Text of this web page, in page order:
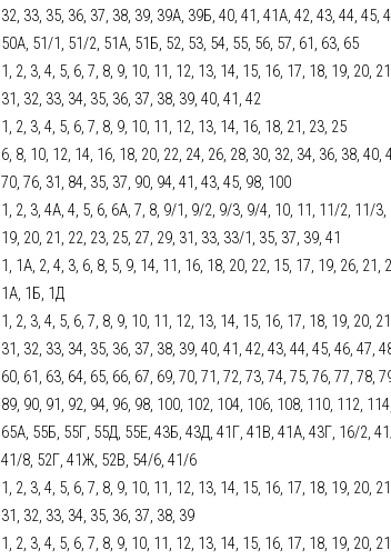
32, 33, 35, 36, 37, 38, 39, 39А, 39Б, 40, 41, 41А, 42, 43, 44, 45,
50А, 51/1, 51/2, 51А, 51Б, 52, 53, 54, 55, 56, 57, 61, 63, 65
1, 2, 3, 4, 5, 6, 7, 8, 9, 10, 11, 12, 13, 14, 15, 16, 17, 18, 19, 20,
31, 32, 33, 34, 35, 36, 37, 38, 39, 40, 41, 42
1, 2, 3, 4, 5, 6, 7, 8, 9, 10, 11, 12, 13, 14, 16, 18, 21, 23, 25
6, 8, 10, 12, 14, 16, 18, 20, 22, 24, 26, 28, 30, 32, 34, 36, 38, 40,
70, 76, 31, 84, 35, 37, 90, 94, 41, 43, 45, 98, 100
1, 2, 3, 4А, 4, 5, 6, 6А, 7, 8, 9/1, 9/2, 9/3, 9/4, 10, 11, 11/2, 11/
19, 20, 21, 22, 23, 25, 27, 29, 31, 33, 33/1, 35, 37, 39, 41
1, 1А, 2, 4, 3, 6, 8, 5, 9, 14, 11, 16, 18, 20, 22, 15, 17, 19, 26, 21,
1А, 1Б, 1Д
1, 2, 3, 4, 5, 6, 7, 8, 9, 10, 11, 12, 13, 14, 15, 16, 17, 18, 19, 20,
31, 32, 33, 34, 35, 36, 37, 38, 39, 40, 41, 42, 43, 44, 45, 46, 47,
60, 61, 63, 64, 65, 66, 67, 69, 70, 71, 72, 73, 74, 75, 76, 77, 78,
89, 90, 91, 92, 94, 96, 98, 100, 102, 104, 106, 108, 110, 112,
65А, 55Б, 55Г, 55Д, 55Е, 43Б, 43Д, 41Г, 41В, 41А, 43Г, 16/2,
41/8, 52Г, 41Ж, 52В, 54/6, 41/6
1, 2, 3, 4, 5, 6, 7, 8, 9, 10, 11, 12, 13, 14, 15, 16, 17, 18, 19, 20,
31, 32, 33, 34, 35, 36, 37, 38, 39
1, 2, 3, 4, 5, 6, 7, 8, 9, 10, 11, 12, 13, 14, 15, 16, 17, 18, 19, 20,